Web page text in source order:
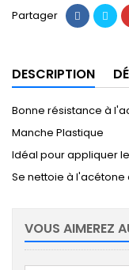
Partager
DESCRIPTION
Bonne résistance à
Manche Plastique
Idéal pour appliquer
Se nettoie à l'acétone
VOUS AIMEREZ